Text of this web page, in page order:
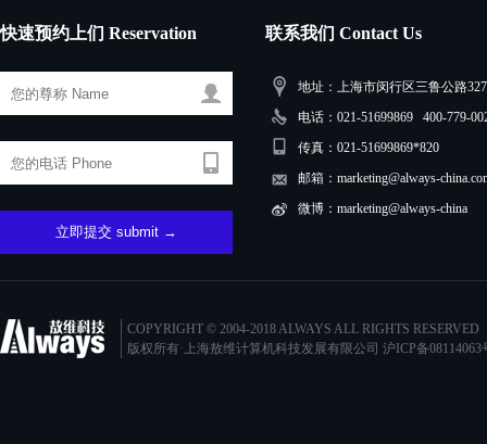
快速预约上们 Reservation 联系我们 Contact Us
地址：上海市闵行区三鲁公路
电话：021-51699869 400-779-
传真：021-51699869*820
邮箱：marketing@always-
微博：marketing@always-china
COPYRIGHT © 2004-2018 ALWAYS ALL RIGHTS RESERVED
版权所有·上海敖维计算机科技发展有限公司 沪ICP备08114063